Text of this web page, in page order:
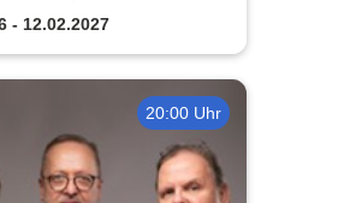
- 12.02.2027
20:00 Uhr